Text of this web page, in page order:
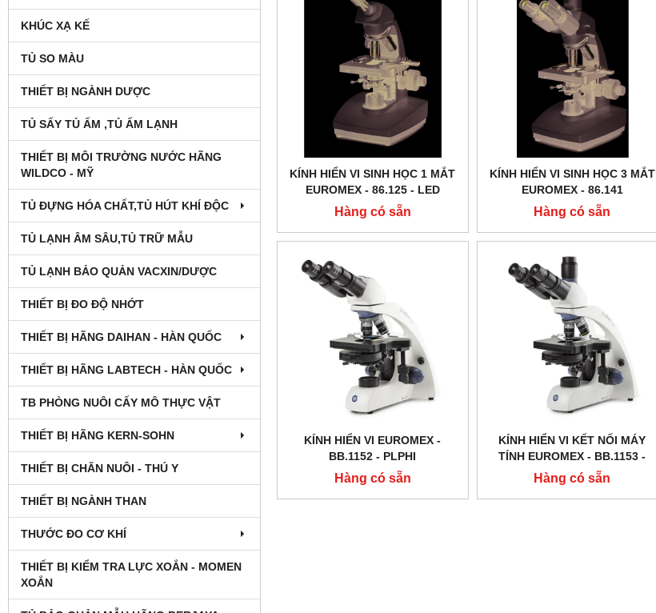
KHÚC XẠ KẾ
TỦ SO MÀU
THIẾT BỊ NGÀNH DƯỢC
TỦ SẤY TỦ ẤM ,TỦ ẤM LẠNH
THIẾT BỊ MÔI TRƯỜNG NƯỚC HÃNG
WILDCO - MỸ
TỦ ĐỰNG HÓA CHẤT,TỦ HÚT KHÍ ĐỘC
TỦ LẠNH ÂM SÂU,TỦ TRỮ MẪU
TỦ LẠNH BẢO QUẢN VACXIN/DƯỢC
THIẾT BỊ ĐO ĐỘ NHỚT
THIẾT BỊ HÃNG DAIHAN - HÀN QUỐC
THIẾT BỊ HÃNG LABTECH - HÀN QUỐC
TB PHÒNG NUÔI CẤY MÔ THỰC VẬT
THIẾT BỊ HÃNG KERN-SOHN
THIẾT BỊ CHĂN NUÔI - THÚ Y
THIẾT BỊ NGÀNH THAN
THƯỚC ĐO CƠ KHÍ
THIẾT BỊ KIỂM TRA LỰC XOẮN - MOMEN
XOẮN
KÍNH HIỂN VI SINH HỌC 1 MẮT
EUROMEX - 86.125 ‑ LED
Hàng có sẵn
KÍNH HIỂN VI SINH HỌC 3 MẮT
EUROMEX - 86.141
Hàng có sẵn
KÍNH HIỂN VI EUROMEX -
BB.1152 ‑ PLPHI
Hàng có sẵn
KÍNH HIỂN VI KẾT NỐI MÁY
TÍNH EUROMEX - BB.1153 ‑
PLPH
Hàng có sẵn